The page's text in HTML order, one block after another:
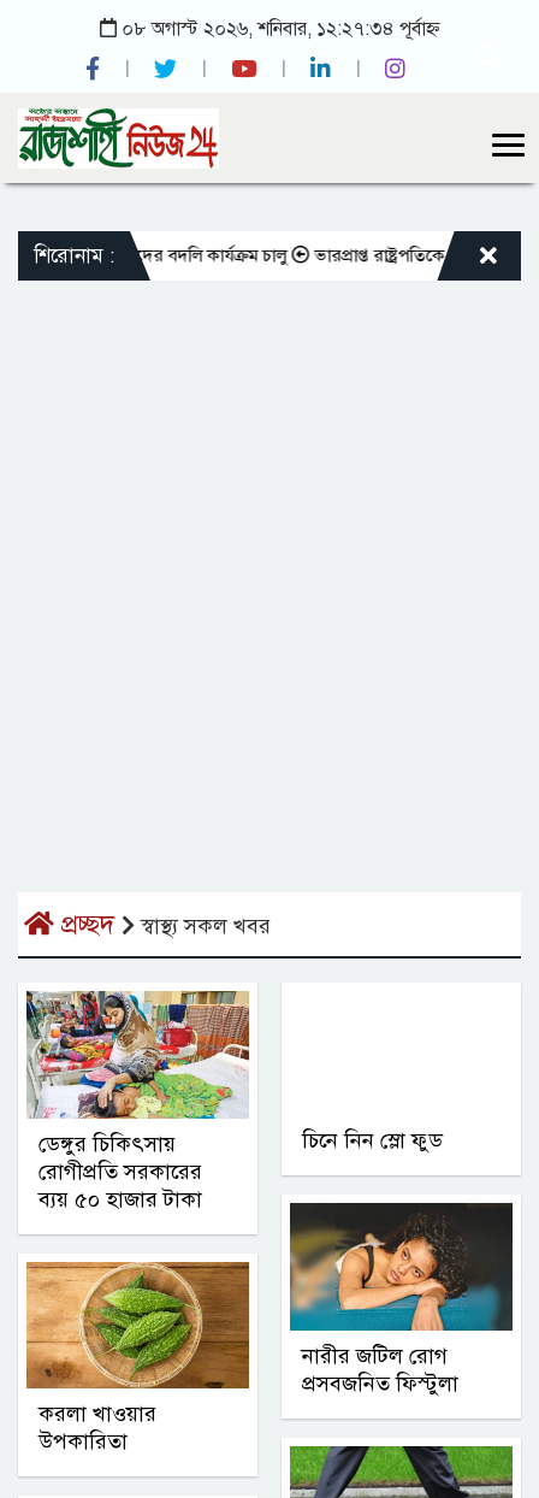
০৮ অগাস্ট ২০২৬, শনিবার, ১২:২৭:৩৪ পূর্বাহ্ন
শিরোনাম :
শিক্ষকদের বদলি কার্যক্রম চালু ভারপ্রাপ্ত রাষ্ট্রপতিকে শুভেচ্ছা
প্রচ্ছদ স্বাস্থ্য সকল খবর
ডেঙ্গুর চিকিৎসায়
রোগীপ্রতি সরকারের
ব্যয় ৫০ হাজার টাকা
করলা খাওয়ার
উপকারিতা
চিনে নিন স্লো ফুড
নারীর জটিল রোগ
প্রসবজনিত ফিস্টুলা